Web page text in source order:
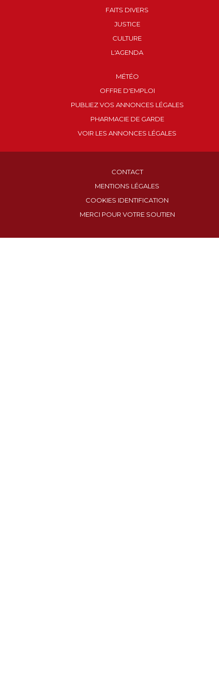
FAITS DIVERS
JUSTICE
CULTURE
L'AGENDA
MÉTÉO
OFFRE D'EMPLOI
PUBLIEZ VOS ANNONCES LÉGALES
PHARMACIE DE GARDE
VOIR LES ANNONCES LÉGALES
CONTACT
MENTIONS LÉGALES
COOKIES IDENTIFICATION
MERCI POUR VOTRE SOUTIEN